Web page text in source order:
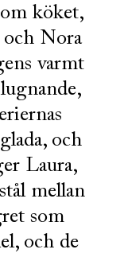
köket,
Nora
varmt
och
Laura,
mellan
som
och de